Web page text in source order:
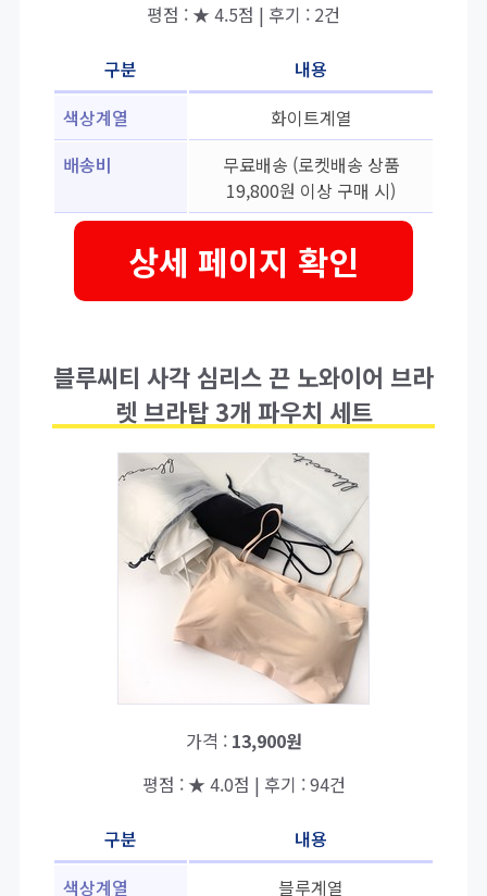
평점 : ★ 4.5점 | 후기 : 2건
구분
내용
색상계열
화이트계열
배송비
무료배송 (로켓배송 상품
19,800원 이상 구매 시)
상세 페이지 확인
블루씨티 사각 심리스 끈 노와이어 브라
렛 브라탑 3개 파우치 세트
가격 : 13,900원
평점 : ★ 4.0점 | 후기 : 94건
구분
내용
색상계열
블루계열